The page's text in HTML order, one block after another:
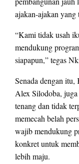
ajakan-ajakan yang
“Kami tidak usah
mendukung
siapapun,” tegas
Senada dengan
Alex Silodoba, juga
tenang dan tidak
memecah belah
wajib mendukung
konkret untuk
lebih maju.